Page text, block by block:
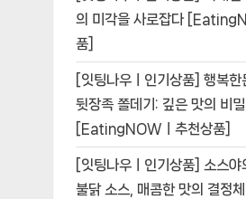
의 미각을 사로잡다
품]
[잇팅나우ㅣ인기상품] 행복
뒷장족 쫄데기: 깊은 맛의 비밀
[EatingNOWㅣ추천상품]
[잇팅나우ㅣ인기상품] 소스
불닭 소스, 매콤한 맛의 결정체